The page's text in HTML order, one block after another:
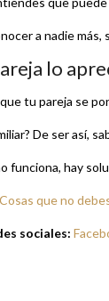
a nadie
lo
tu pareja se
De ser así,
funciona, hay
Cosas que no
sociales: